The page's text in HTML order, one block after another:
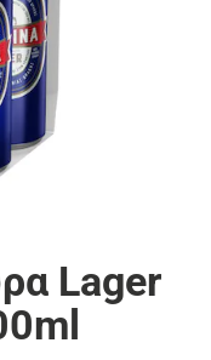
Lager